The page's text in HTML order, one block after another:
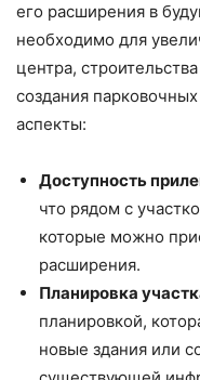
его расширения в
необходимо для
центра,
создания
аспекты:
Доступность
что рядом с
которые можно
расширения.
Планировка
планировкой,
новые здания или